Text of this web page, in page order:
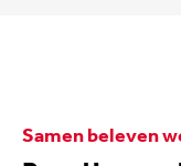
Samen beleven